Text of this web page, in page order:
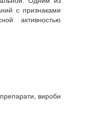
с признаками
активностью
вироби